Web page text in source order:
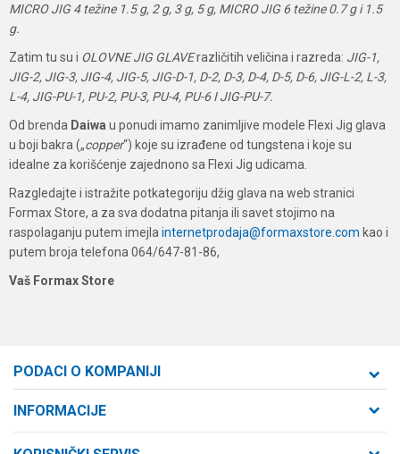
MICRO JIG 4 težine 1.5 g, 2 g, 3 g, 5 g, MICRO JIG 6 težine 0.7 g i 1.5
g.
Zatim tu su i OLOVNE JIG GLAVErazličitih veličina i razreda: JIG-1,
JIG-2, JIG-3, JIG-4, JIG-5, JIG-D-1, D-2, D-3, D-4, D-5, D-6, JIG-L-2, L-3,
L-4, JIG-PU-1, PU-2, PU-3, PU-4, PU-6 I JIG-PU-7.
Od brenda Daiwa u ponudi imamo zanimljive modele Flexi Jig glava
u boji bakra („copper“) koje su izrađene od tungstena i koje su
idealne za korišćenje zajednono sa Flexi Jig udicama.
Razgledajte i istražite potkategoriju džig glava na web stranici
Formax Store, a za sva dodatna pitanja ili savet stojimo na
raspolaganju putem imejla internetprodaja@formaxstore.com kao i
putem broja telefona 064/647-81-86,
Vaš Formax Store
PODACI O KOMPANIJI
Cara Dušana 47
INFORMACIJE